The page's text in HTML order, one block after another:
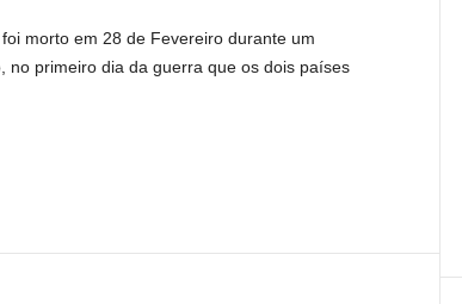
morto em 28 de Fevereiro durante um
no primeiro dia da guerra que os dois países